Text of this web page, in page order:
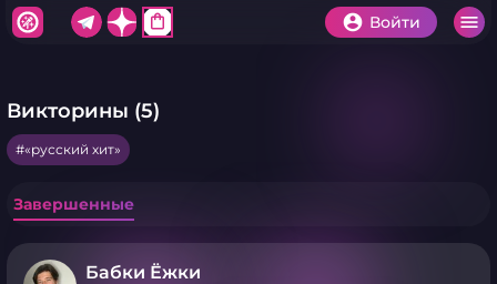
shopping_bag Войти
Викторины (5)
«русский хит»
Завершенные
Бабки Ёжки